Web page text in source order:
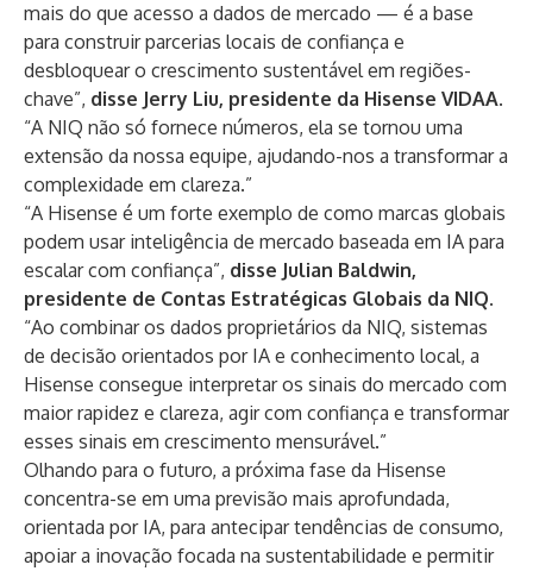
mais do que acesso a dados de mercado — é a base
para construir parcerias locais de confiança e
desbloquear o crescimento sustentável em regiões-
chave”, disse Jerry Liu, presidente da Hisense VIDAA.
“A NIQ não só fornece números, ela se tornou uma
extensão da nossa equipe, ajudando-nos a transformar a
complexidade em clareza.”
“A Hisense é um forte exemplo de como marcas globais
podem usar inteligência de mercado baseada em IA para
escalar com confiança”, disse Julian Baldwin,
presidente de Contas Estratégicas Globais da NIQ.
“Ao combinar os dados proprietários da NIQ, sistemas
de decisão orientados por IA e conhecimento local, a
Hisense consegue interpretar os sinais do mercado com
maior rapidez e clareza, agir com confiança e transformar
esses sinais em crescimento mensurável.”
Olhando para o futuro, a próxima fase da Hisense
concentra-se em uma previsão mais aprofundada,
orientada por IA, para antecipar tendências de consumo,
apoiar a inovação focada na sustentabilidade e permitir